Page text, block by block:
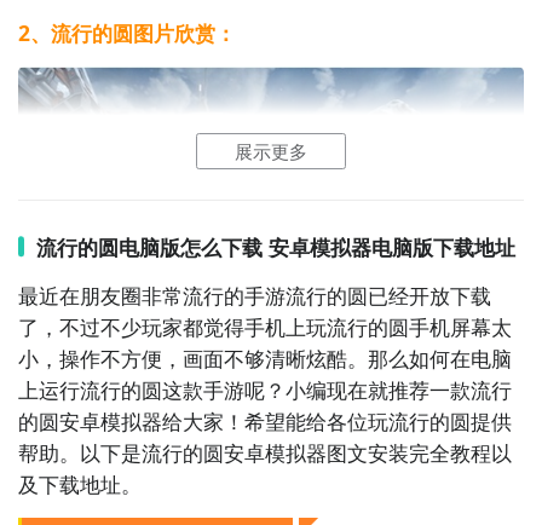
2、流行的圆图片欣赏：
通过上面的游戏介绍和图片，可能大家对流行的圆有大
致的了解了，不过这么游戏要怎么样才能抢先体验到
呢？不用担心，目前九游客户端已经开通了测试提醒
了，通过在九游APP中搜索“流行的圆”，点击右边的
展示更多
流行的圆电脑版怎么下载 安卓模拟器电脑版下载地址
最近在朋友圈非常流行的手游流行的圆已经开放下载
了，不过不少玩家都觉得手机上玩流行的圆手机屏幕太
小，操作不方便，画面不够清晰炫酷。那么如何在电脑
上运行流行的圆这款手游呢？小编现在就推荐一款流行
的圆安卓模拟器给大家！希望能给各位玩流行的圆提供
帮助。以下是流行的圆安卓模拟器图文安装完全教程以
及下载地址。